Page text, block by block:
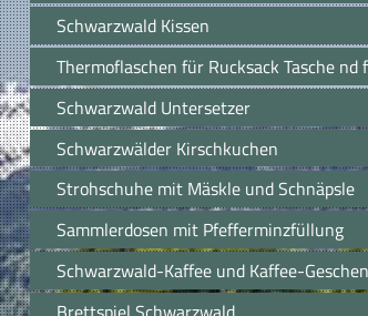
Schwarzwald Kissen
Thermoflaschen für Rucksack Tasche nd
Schwarzwald Untersetzer
Schwarzwälder Kirschkuchen
Strohschuhe mit Mäskle und Schnäpsle
Sammlerdosen mit Pfefferminzfüllung
Schwarzwald-Kaffee und Kaffee-